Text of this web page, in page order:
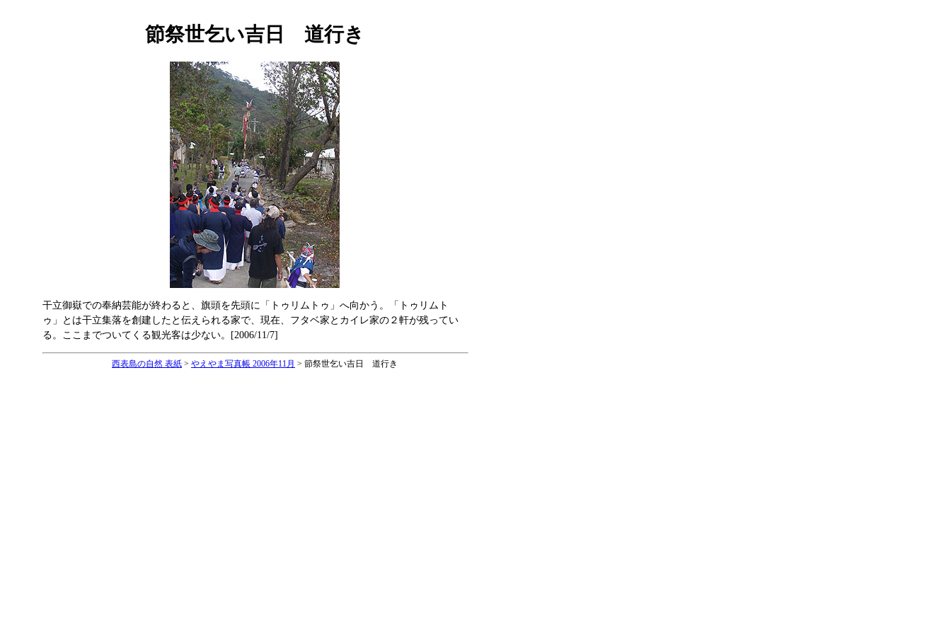
節祭世乞い吉日 道行き
干立御嶽での奉納芸能が終わると、旗頭を先頭に「トゥリムトゥ」へ向かう。「トゥリムト
ゥ」とは干立集落を創建したと伝えられる家で、現在、フタベ家とカイレ家の２軒が残ってい
る。ここまでついてくる観光客は少ない。[2006/11/7]
西表島の自然 表紙 > やえやま写真帳 2006年11月 > 節祭世乞い吉日 道行き